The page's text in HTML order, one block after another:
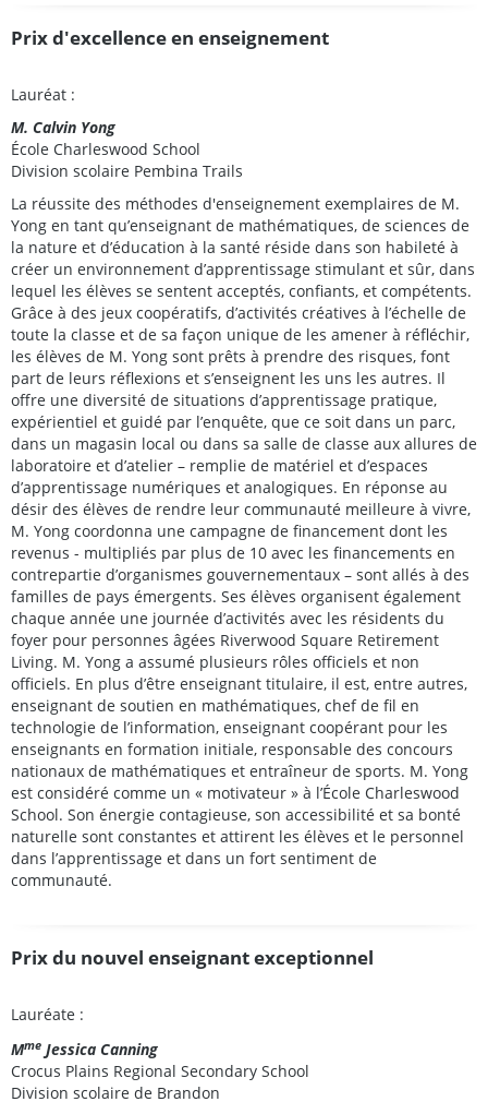
Prix d'excellence en enseignement
Lauréat :
M. Calvin Yong
École Charleswood School
Division scolaire Pembina Trails
La réussite des méthodes d'enseignement exemplaires de M.
Yong en tant qu’enseignant de mathématiques, de sciences de
la nature et d’éducation à la santé réside dans son habileté à
créer un environnement d’apprentissage stimulant et sûr, dans
lequel les élèves se sentent acceptés, confiants, et compétents.
Grâce à des jeux coopératifs, d’activités créatives à l’échelle de
toute la classe et de sa façon unique de les amener à réfléchir,
les élèves de M. Yong sont prêts à prendre des risques, font
part de leurs réflexions et s’enseignent les uns les autres. Il
offre une diversité de situations d’apprentissage pratique,
expérientiel et guidé par l’enquête, que ce soit dans un parc,
dans un magasin local ou dans sa salle de classe aux allures de
laboratoire et d’atelier – remplie de matériel et d’espaces
d’apprentissage numériques et analogiques. En réponse au
désir des élèves de rendre leur communauté meilleure à vivre,
M. Yong coordonna une campagne de financement dont les
revenus - multipliés par plus de 10 avec les financements en
contrepartie d’organismes gouvernementaux – sont allés à des
familles de pays émergents. Ses élèves organisent également
chaque année une journée d’activités avec les résidents du
foyer pour personnes âgées Riverwood Square Retirement
Living. M. Yong a assumé plusieurs rôles officiels et non
officiels. En plus d’être enseignant titulaire, il est, entre autres,
enseignant de soutien en mathématiques, chef de fil en
technologie de l’information, enseignant coopérant pour les
enseignants en formation initiale, responsable des concours
nationaux de mathématiques et entraîneur de sports. M. Yong
est considéré comme un « motivateur » à l’École Charleswood
School. Son énergie contagieuse, son accessibilité et sa bonté
naturelle sont constantes et attirent les élèves et le personnel
dans l’apprentissage et dans un fort sentiment de
communauté.
Prix du nouvel enseignant exceptionnel
Lauréate :
Mme Jessica Canning
Crocus Plains Regional Secondary School
Division scolaire de Brandon